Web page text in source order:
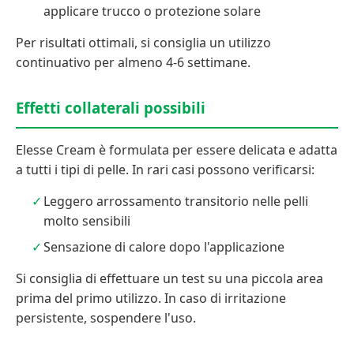
applicare trucco o protezione solare
Per risultati ottimali, si consiglia un utilizzo
continuativo per almeno 4-6 settimane.
Effetti collaterali possibili
Elesse Cream è formulata per essere delicata e adatta
a tutti i tipi di pelle. In rari casi possono verificarsi:
Leggero arrossamento transitorio nelle pelli
molto sensibili
Sensazione di calore dopo l'applicazione
Si consiglia di effettuare un test su una piccola area
prima del primo utilizzo. In caso di irritazione
persistente, sospendere l'uso.